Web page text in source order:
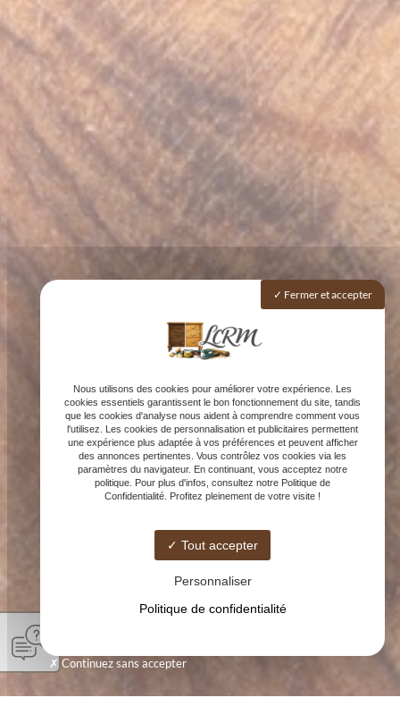
Fermer et accepter
Nous utilisons des cookies pour améliorer votre expérience. Les
cookies essentiels garantissent le bon fonctionnement du site, tandis
que les cookies d'analyse nous aident à comprendre comment vous
l'utilisez. Les cookies de personnalisation et publicitaires permettent
une expérience plus adaptée à vos préférences et peuvent afficher
des annonces pertinentes. Vous contrôlez vos cookies via les
paramètres du navigateur. En continuant, vous acceptez notre
politique. Pour plus d'infos, consultez notre Politique de
Confidentialité. Profitez pleinement de votre visite !
Tout accepter
Personnaliser
Politique de confidentialité
Continuez sans accepter